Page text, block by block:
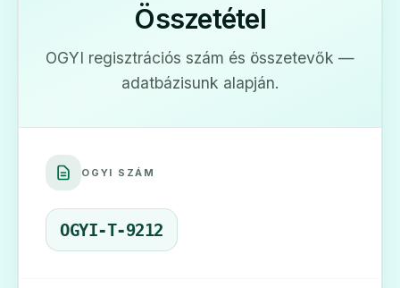
Összetétel
OGYI regisztrációs szám és összetevők —
adatbázisunk alapján.
OGYI SZÁM
OGYI-T-9212